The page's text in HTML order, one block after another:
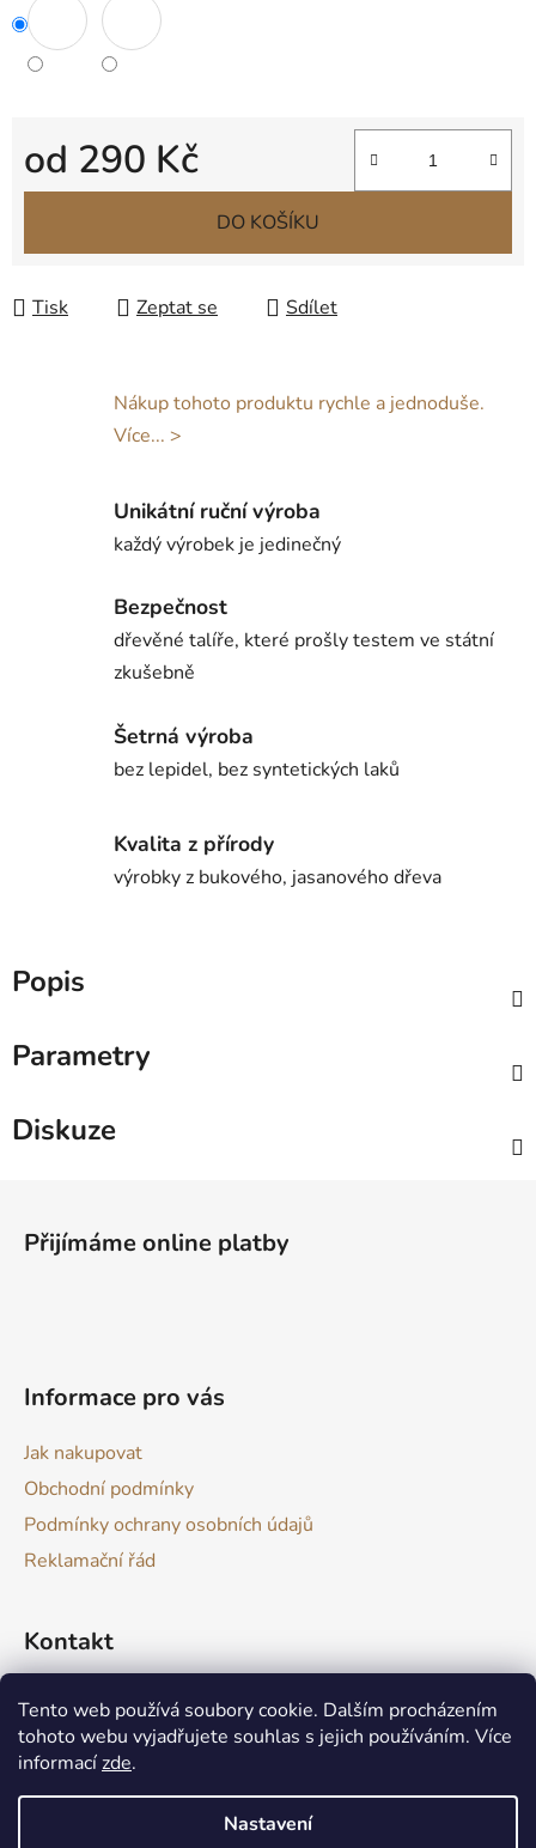
Tento web používá soubory cookie. Dalším procházením
tohoto webu vyjadřujete souhlas s jejich používáním. Více
informacízde.
Nastavení
od 290 Kč
Měrná cena:
DO KOŠÍKU
Tisk Zeptat se Sdílet
Nákup tohoto produktu rychle a jednoduše.
Více... >
Unikátní ruční výroba
každý výrobek je jedinečný
Bezpečnost
dřevěné talíře, které prošly testem ve státní
zkušebně
Šetrná výroba
bez lepidel, bez syntetických laků
Kvalita z přírody
výrobky z bukového, jasanového dřeva
Popis
Parametry
Diskuze
Přijímáme online platby
Informace pro vás
Jak nakupovat
Obchodní podmínky
Podmínky ochrany osobních údajů
Reklamační řád
Kontakt
drevokazuv @gmail.com